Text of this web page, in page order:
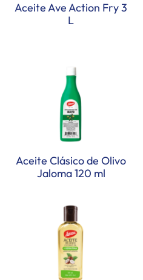
Aceite Ave Action Fry 3
L
Aceite Clásico de Olivo
Jaloma 120 ml